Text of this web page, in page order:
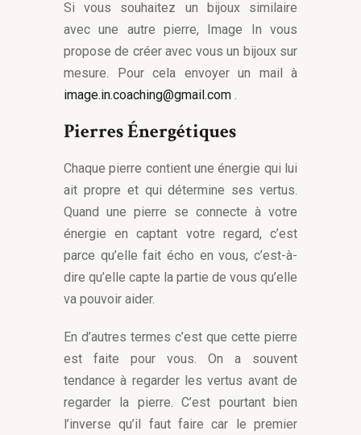
Si vous souhaitez un bijoux similaire
avec une autre pierre, Image In vous
propose de créer avec vous un bijoux sur
mesure. Pour cela envoyer un mail à
image.in.coaching@gmail.com .
Pierres Énergétiques
Chaque pierre contient une énergie qui lui
ait propre et qui détermine ses vertus.
Quand une pierre se connecte à votre
énergie en captant votre regard, c’est
parce qu’elle fait écho en vous, c’est-à-
dire qu’elle capte la partie de vous qu’elle
va pouvoir aider.
En d’autres termes c’est que cette pierre
est faite pour vous. On a souvent
tendance à regarder les vertus avant de
regarder la pierre. C’est pourtant bien
l’inverse qu’il faut faire car le premier